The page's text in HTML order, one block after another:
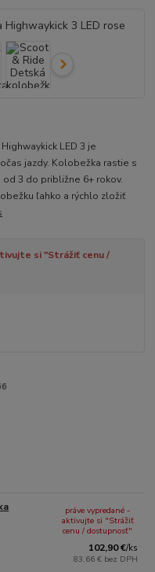
LED 3 je
jazdy. Kolobežka rastie s
3 do približne 6+ rokov.
ľahko a rýchlo zložiť
si "Strážiť cenu /
102,90 €/ks
83,66 € bez DPH
práve vypredané -
aktivujte si "Strážiť
cenu / dostupnosť"